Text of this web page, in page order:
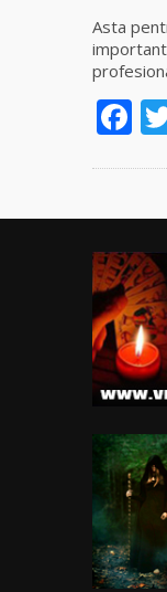
Asta